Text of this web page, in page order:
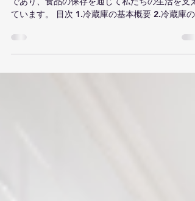
冷蔵庫は現代社会において必要不可欠な家電製品
ています。 目次 1.冷蔵庫の基本概要 2.冷蔵庫の
史 3.冷蔵庫の特性 4.冷蔵庫のサイズ 5.冷蔵庫の